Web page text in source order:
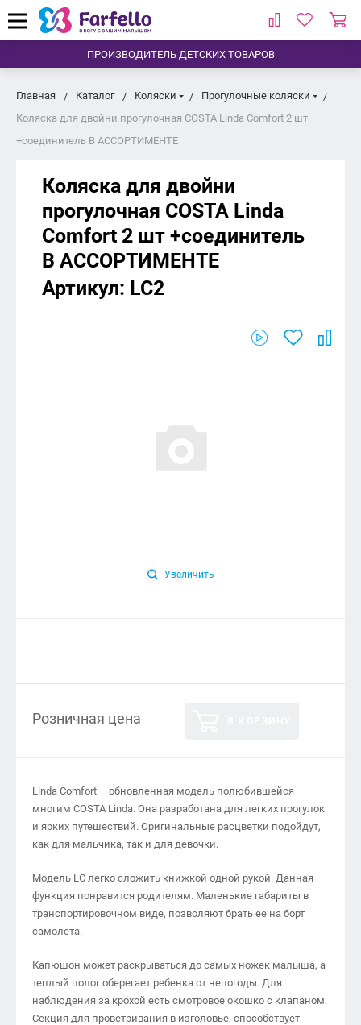
ПРОИЗВОДИТЕЛЬ ДЕТСКИХ ТОВАРОВ
Главная Каталог Коляски
Прогулочные коляски
Коляска для двойни прогулочная COSTA Linda Comfort 2 шт
+соединитель В АССОРТИМЕНТЕ
Коляска для двойни
прогулочная COSTA Linda
Comfort 2 шт +соединитель
В АССОРТИМЕНТЕ
Артикул: LC2
Увеличить
Розничная цена
Linda Comfort – обновленная модель полюбившейся
многим COSTA Linda. Она разработана для легких прогулок
и ярких путешествий. Оригинальные расцветки подойдут,
как для мальчика, так и для девочки.
Модель LC легко сложить книжкой одной рукой. Данная
функция понравится родителям. Маленькие габариты в
транспортировочном виде, позволяют брать ее на борт
самолета.
Капюшон может раскрываться до самых ножек малыша, а
теплый полог оберегает ребенка от непогоды. Для
наблюдения за крохой есть смотровое окошко с клапаном.
Секция для проветривания в изголовье, способствует